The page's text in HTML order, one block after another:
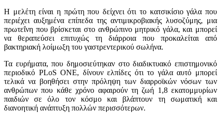
Η μελέτη είναι η πρώτη που δείχνει ότι το κατσικίσιο γάλα που
περιέχει αυξημένα επίπεδα της αντιμικροβιακής λυσοζύμης, μια
πρωτεΐνη που βρίσκεται στο ανθρώπινο μητρικό γάλα, και μπορεί
να θεραπεύσει επιτυχώς τη διάρροια που προκαλείται από
βακτηριακή λοίμωξη του γαστρεντερικού σωλήνα.
Τα ευρήματα, που δημοσιεύτηκαν στο διαδικτυακό επιστημονικό
περιοδικό PLoS ONE, δίνουν ελπίδες ότι το γάλα αυτό μπορεί
τελικά να βοηθήσει στην πρόληψη των διαρροϊκών νόσων των
ανθρώπων που κάθε χρόνο αφαιρούν τη ζωή 1,8 εκατομμυρίων
παιδιών σε όλο τον κόσμο και βλάπτουν τη σωματική και
διανοητική ανάπτυξη πολλών περισσότερων.